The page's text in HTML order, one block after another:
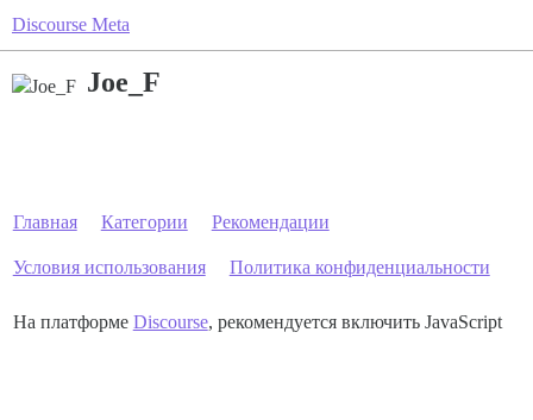
Discourse Meta
Joe_F
Главная Категории Рекомендации
Условия использования Политика конфиденциальности
На платформе Discourse, рекомендуется включить JavaScript